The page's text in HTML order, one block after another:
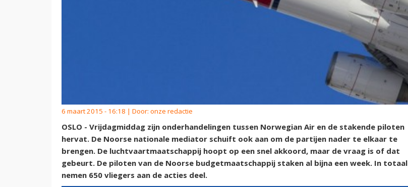
6 maart 2015 - 16:18 | Door: onze redactie
OSLO - Vrijdagmiddag zijn onderhandelingen tussen Norwegian Air en de stakende piloten
hervat. De Noorse nationale mediator schuift ook aan om de partijen nader te elkaar te
brengen. De luchtvaartmaatschappij hoopt op een snel akkoord, maar de vraag is of dat
gebeurt. De piloten van de Noorse budgetmaatschappij staken al bijna een week. In totaal
nemen 650 vliegers aan de acties deel.